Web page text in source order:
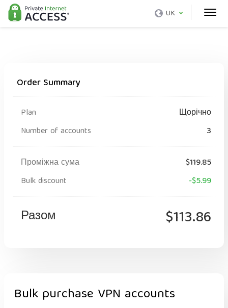
UK
Order Summary
Plan
Щорічно
Number of accounts
3
Проміжна сума
$119.85
Bulk discount
-$5.99
Разом $113.86
Bulk purchase VPN accounts